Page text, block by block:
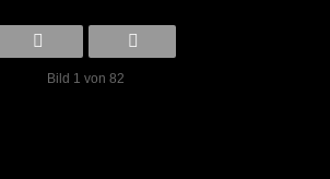
Bild 1 von 82